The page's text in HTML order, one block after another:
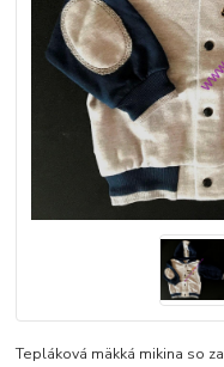
Tepláková mäkká mikina so